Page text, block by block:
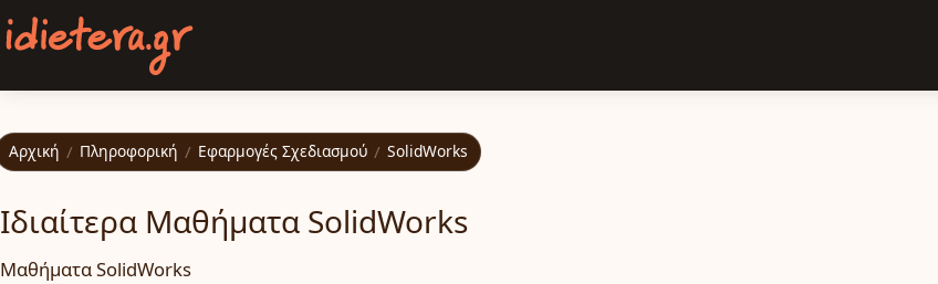
Παράκαμψη προς το κυρίως περιεχόμενο
Αρχική / Πληροφορική / Εφαρμογές Σχεδιασμού / SolidWorks
Ιδιαίτερα Μαθήματα SolidWorks
Μαθήματα SolidWorks